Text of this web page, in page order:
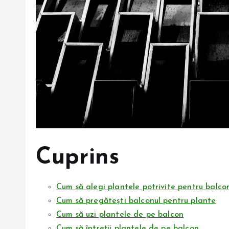
Cuprins
Cum să alegi plantele potrivite pentru
Cum să pregătești balconul pentru plante
Cum să uzi plantele de pe balcon